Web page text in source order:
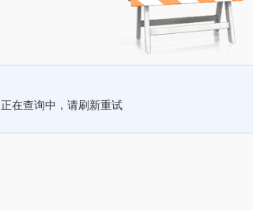
正在查询中，请刷新重试